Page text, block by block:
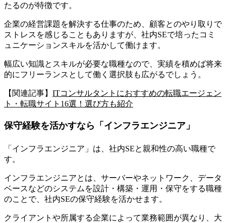
たるのが特徴です。
企業の経営課題を解決する仕事のため、顧客とのやり取りで
ストレスを感じることもありますが、社内SEで培ったコミ
ュニケーションスキルを活かして働けます。
幅広い知識とスキルが必要な職種なので、実績を積めば将来
的にフリーランスとして働く選択肢も広がるでしょう。
【関連記事】 ITコンサルタントにおすすめの転職エージェン
ト・転職サイト16選！選び方も紹介
保守経験を活かすなら「インフラエンジニア」
「インフラエンジニア」は、社内SEと親和性の高い職種で
す。
インフラエンジニアとは、サーバーやネットワーク、データ
ベースなどのシステムを設計・構築・運用・保守をする職種
のことで、社内SEの保守経験を活かせます。
クライアントや所属する企業によって業務範囲が異なり、大